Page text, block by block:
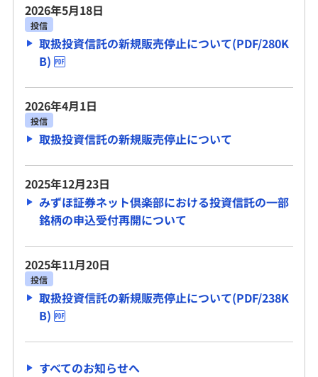
2026年5月18日
投信
取扱投資信託の新規販売停止について(PDF/280K
B)
2026年4月1日
投信
取扱投資信託の新規販売停止について
2025年12月23日
みずほ証券ネット倶楽部における投資信託の一部
銘柄の申込受付再開について
2025年11月20日
投信
取扱投資信託の新規販売停止について(PDF/238K
B)
すべてのお知らせへ